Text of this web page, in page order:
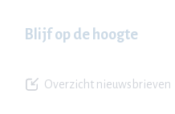
Blijf op de hoogte
Overzicht nieuwsbrieven